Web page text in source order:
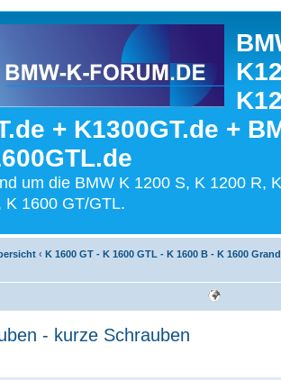
+ K1300GT.de +
um die BMW K 1200 S, K 1200 R,
K 1600 GT/GTL.
‹ K 1600 GT - K 1600 GTL - K 1600 B - K 1600
- kurze Schrauben